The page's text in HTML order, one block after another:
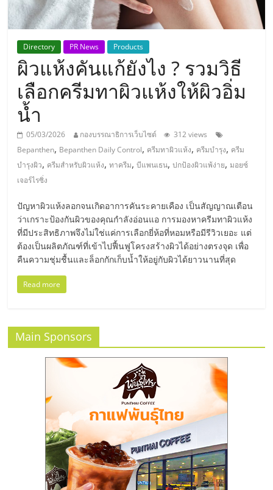
รวม
ธุรกิจ
เอ
ส
เอ็
มอี
ไทย,
SMEs,
แฟ
ไชส์,
ปรึกษา
แฟ
Directory PR News Products
ผิวแห้งคันแก้ยังไง ? รวมวิธี
เลือกครีมทาผิวแห้งให้ผิวอิ่ม
น้ำ
05/03/2026 กองบรรณาธิการเว็บไซต์
312 views
Bepanthen, Bepanthen Daily Control, ครีมทาผิวแห้ง, ครีมบำรุง, ครีม
บำรุงผิว, ครีมสำหรับผิวแห้ง,ทาครีม,บีแพนเธน,ปกป้องผิวแพ้ง่าย,มอยซ์
เจอร์ไรซิ่ง
ปัญหาผิวแห้งลอกจนเกิดอาการคันระคายเคือง เป็นสัญญาณเตือน
ว่าเกราะป้องกันผิวของคุณกำลังอ่อนแอ การมองหาครีมทาผิวแห้ง
ที่มีประสิทธิภาพจึงไม่ใช่แค่การเลือกยี่ห้อที่หอมหรือมีรีวิวเยอะ แต่
ต้องเป็นผลิตภัณฑ์ที่เข้าไปฟื้นฟูโครงสร้างผิวได้อย่างตรงจุด เพื่อ
คืนความชุ่มชื้นและล็อกกักเก็บน้ำให้อยู่กับผิวได้ยาวนานที่สุด
Read more
Main Sponsors